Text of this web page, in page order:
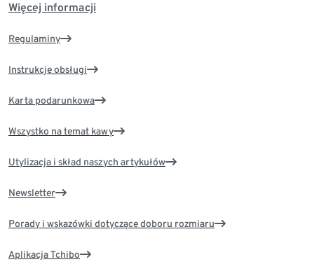
Więcej informacji
Regulaminy
Instrukcje obsługi
Karta podarunkowa
Wszystko na temat kawy
Utylizacja i skład naszych artykułów
Newsletter
Porady i wskazówki dotyczące doboru rozmiaru
Aplikacja Tchibo